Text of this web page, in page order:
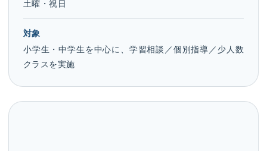
土曜・祝日
対象
小学生・中学生を中心に、学習相談／個別指導／少人数
クラスを実施